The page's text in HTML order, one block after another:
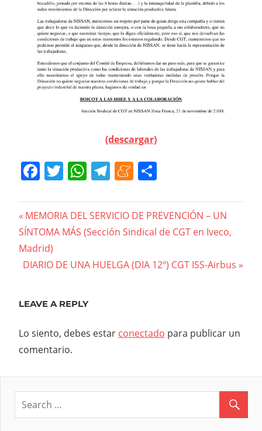
(descargar)
Facebook
Twitter
WhatsApp
Telegram
Meneame
Navegación
de
entradas
Previous
Post:
MEMORIA DEL SERVICIO DE PREVENCIÓN – UN
SÍNTOMA MÁS (Sección Sindical de CGT en Iveco,
Madrid)
Next
DIARIO DE UNA HUELGA (DIA 12º) CGT ISS-Airbus
LEAVE A REPLY
Lo siento, debes estar conectado para publicar un
comentario.